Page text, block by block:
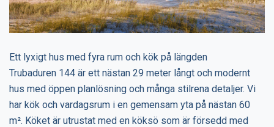
Ett lyxigt hus med fyra rum och kök på längden
Trubaduren 144 är ett nästan 29 meter långt och modernt
hus med öppen planlösning och många stilrena detaljer. Vi
har kök och vardagsrum i en gemensam yta på nästan 60
m². Köket är utrustat med en köksö som är försedd med